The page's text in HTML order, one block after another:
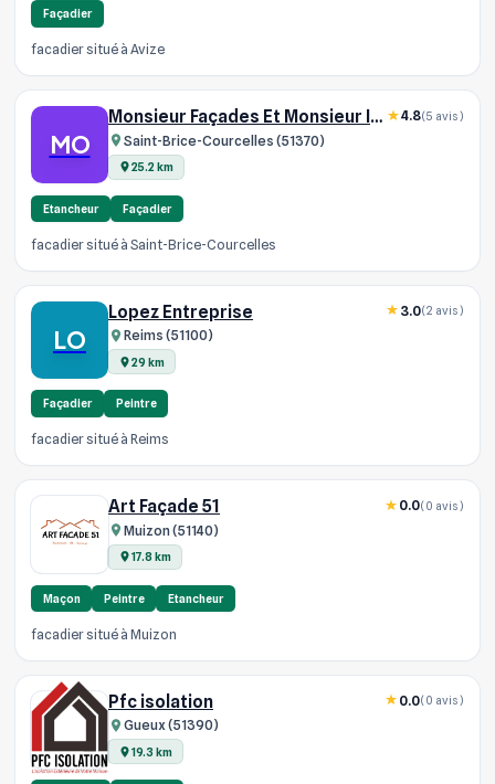
Façadier
facadier situé à Avize
MO
Monsieur Façades Et Monsieur Isolation
Saint-Brice-Courcelles (51370)
25.2 km
4.8(5 avis)
Etancheur Façadier
facadier situé à Saint-Brice-Courcelles
LO
Lopez Entreprise
Reims (51100)
29 km
3.0(2 avis)
Façadier Peintre
facadier situé à Reims
Art Façade 51
Muizon (51140)
17.8 km
0.0(0 avis)
Maçon Peintre Etancheur
facadier situé à Muizon
Pfc isolation
Gueux (51390)
19.3 km
0.0(0 avis)